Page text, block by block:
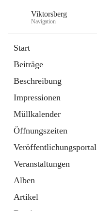
Viktorsberg
Navigation
Start
Beiträge
Beschreibung
Impressionen
Müllkalender
Öffnungszeiten
Veröffentlichungsportal
Veranstaltungen
Alben
Artikel